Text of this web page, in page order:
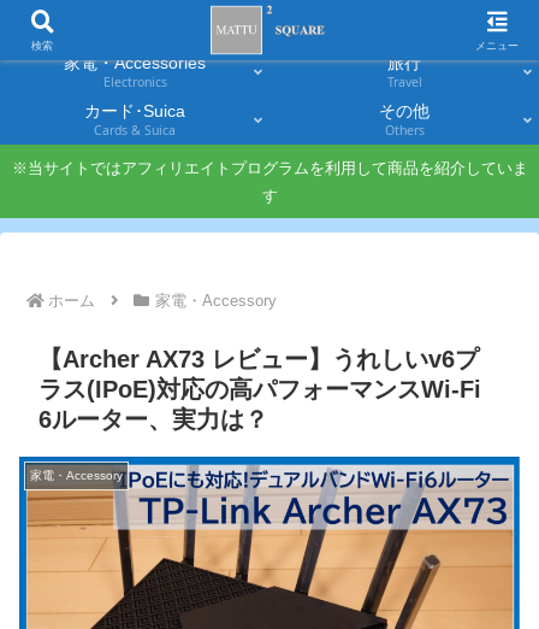
家電・Accessories
Electronics
旅行
Travel
カード･Suica
Cards & Suica
その他
Others
※当サイトではアフィリエイトプログラムを利用して商品を紹介していま
す
ホーム 家電・Accessory
【Archer AX73 レビュー】うれしいv6プ
ラス(IPoE)対応の高パフォーマンスWi-Fi
6ルーター、実力は？
家電・Accessory
検索 メニュー